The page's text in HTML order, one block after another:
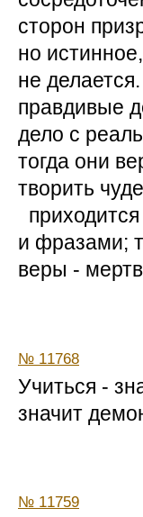
сторон
но
не
правдивые
дело с
тогда они
творить
и фразами;
веры -
№ 11768
Учиться -
значит
№ 11759